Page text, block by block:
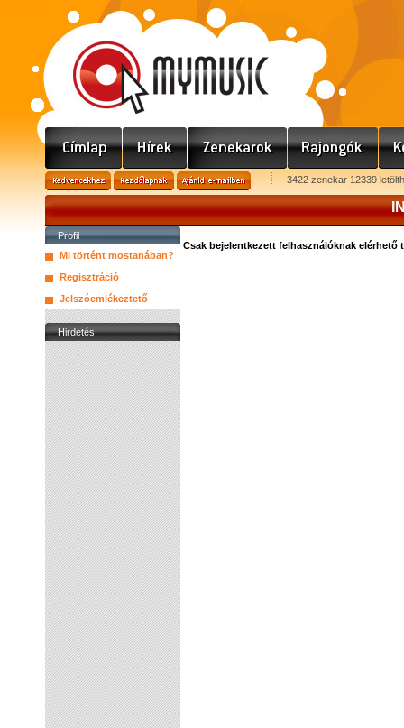
3422 zenekar 12339
Profil
Mi történt mostanában?
Regisztráció
Jelszóemlékeztető
Hirdetés
Csak bejelentkezett felhasználóknak elérhető